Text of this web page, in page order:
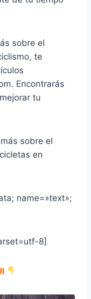
sobre el
te
Encontrarás
tu
sobre el
en
name=»text»;
8]